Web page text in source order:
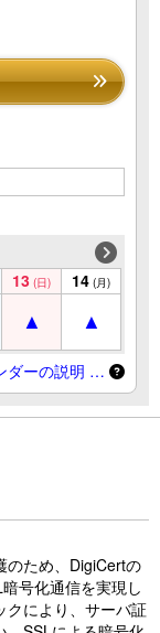
13 (日) 14 (月)
ダーの説明 …
のため、DigiCertの
号化通信を実現し
クにより、サーバ証